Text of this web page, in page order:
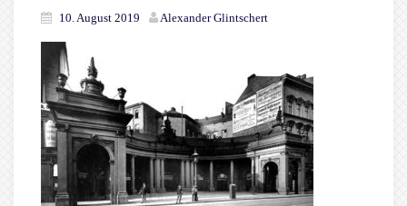
10. August 2019 Alexander Glintschert